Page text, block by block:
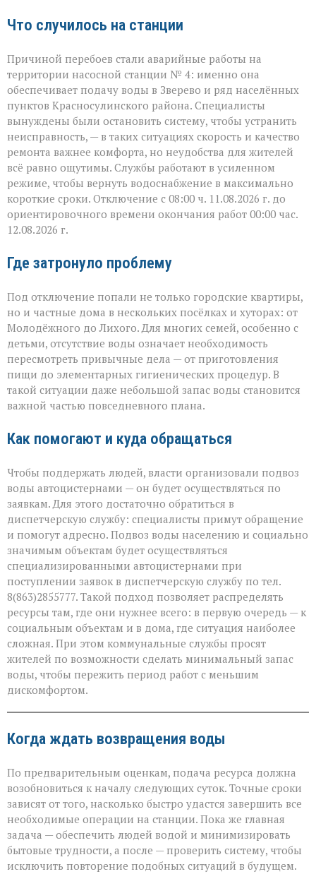
Что случилось на станции
Причиной перебоев стали аварийные работы на
территории насосной станции № 4: именно она
обеспечивает подачу воды в Зверево и ряд населённых
пунктов Красносулинского района. Специалисты
вынуждены были остановить систему, чтобы устранить
неисправность, — в таких ситуациях скорость и качество
ремонта важнее комфорта, но неудобства для жителей
всё равно ощутимы. Службы работают в усиленном
режиме, чтобы вернуть водоснабжение в максимально
короткие сроки. Отключение с 08:00 ч. 11.08.2026 г. до
ориентировочного времени окончания работ 00:00 час.
12.08.2026 г.
Где затронуло проблему
Под отключение попали не только городские квартиры,
но и частные дома в нескольких посёлках и хуторах: от
Молодёжного до Лихого. Для многих семей, особенно с
детьми, отсутствие воды означает необходимость
пересмотреть привычные дела — от приготовления
пищи до элементарных гигиенических процедур. В
такой ситуации даже небольшой запас воды становится
важной частью повседневного плана.
Как помогают и куда обращаться
Чтобы поддержать людей, власти организовали подвоз
воды автоцистернами — он будет осуществляться по
заявкам. Для этого достаточно обратиться в
диспетчерскую службу: специалисты примут обращение
и помогут адресно. Подвоз воды населению и социально
значимым объектам будет осуществляться
специализированными автоцистернами при
поступлении заявок в диспетчерскую службу по тел.
8(863)2855777. Такой подход позволяет распределять
ресурсы там, где они нужнее всего: в первую очередь — к
социальным объектам и в дома, где ситуация наиболее
сложная. При этом коммунальные службы просят
жителей по возможности сделать минимальный запас
воды, чтобы пережить период работ с меньшим
дискомфортом.
Когда ждать возвращения воды
По предварительным оценкам, подача ресурса должна
возобновиться к началу следующих суток. Точные сроки
зависят от того, насколько быстро удастся завершить все
необходимые операции на станции. Пока же главная
задача — обеспечить людей водой и минимизировать
бытовые трудности, а после — проверить систему, чтобы
исключить повторение подобных ситуаций в будущем.